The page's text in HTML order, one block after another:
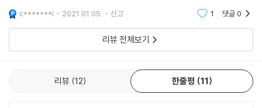
께 그동안 접근이 제한돼 있던 개인적 기록들과 이제껏 공적으로 손택과의
관계를 언급한 적이 없는 전 세계 수많은 사람을 직접 인터뷰해 20세기 지
식인 중 가장 매혹적인 삶을 산 인물의 끝 모르는 복잡성과 눈부신 생애를
고스란히 담아내 ‘수전 손택 평전’의 결정판으로 불린다.
알지 못했던 수전 손택
다시 해주면 좋겠다 * 그런데 오타가 너무 많아서 좀 이상했다
c*******l 2021.01.05. 신고 1 댓글0
리뷰 전체보기
리뷰 12 한줄평 11